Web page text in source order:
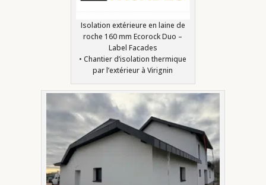
Isolation extérieure en laine de
roche 160 mm Ecorock Duo –
Label Facades
• Chantier d’isolation thermique
par l’extérieur à Virignin